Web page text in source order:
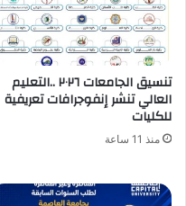
تنسيق الجامعات ٢٠٢٦ ..التعليم
العالي تنشر إنفوجرافات تعريفية
للكليات
منذ 11 ساعة